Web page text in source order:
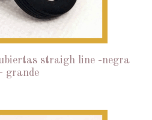
straigh line -negra
grande